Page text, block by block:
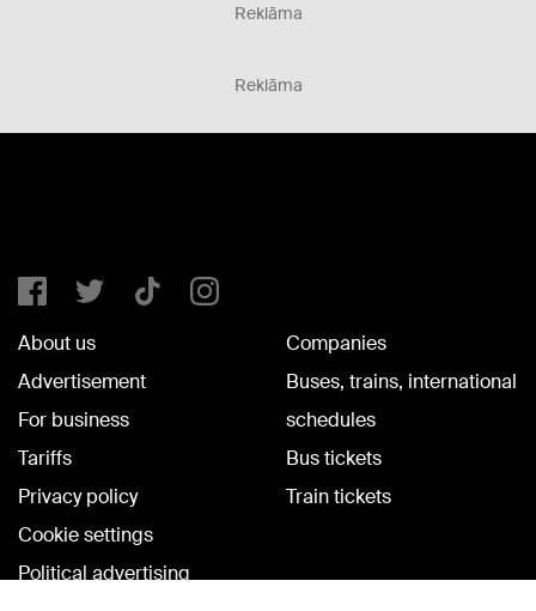
Reklāma
Reklāma
About us
Advertisement
For business
Tariffs
Privacy policy
Cookie settings
Political advertising
Companies
Buses, trains, international
schedules
Bus tickets
Train tickets